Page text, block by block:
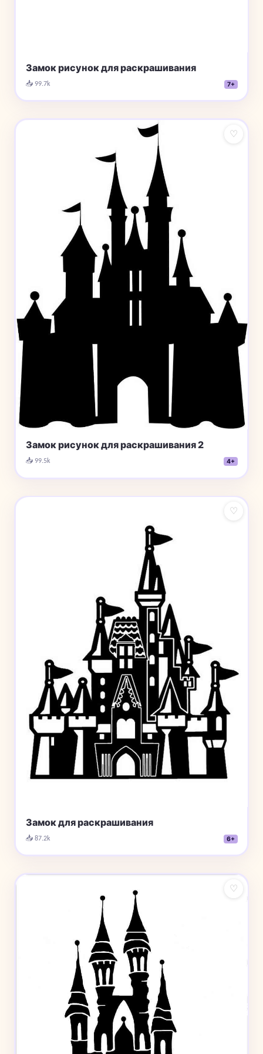
Замок рисунок для раскрашивания
📥 99.7k 7+
♡
Замок рисунок для раскрашивания 2
📥 99.5k 4+
♡
Замок для раскрашивания
📥 87.2k 6+
♡